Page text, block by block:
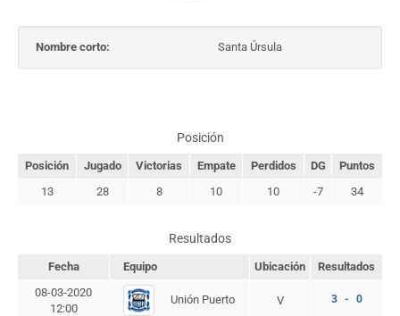
Nombre corto: Santa Úrsula
Posición
Posición Jugado Victorias Empate Perdidos DG
Puntos
13
28 8 10 10 -7 34
Resultados
Fecha Equipo Ubicación
Resultados
08-03-2020
12:00
Unión Puerto V 3 - 0